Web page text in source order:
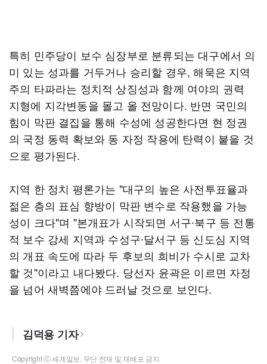
특히 민주당이 보수 심장부로 분류되는 대구에서 의
미 있는 성과를 거두거나 승리할 경우, 해묵은 지역
주의 타파라는 정치적 상징성과 함께 여야의 권력
지형에 지각변동을 몰고 올 전망이다. 반면 국민의
힘이 막판 결집을 통해 수성에 성공한다면 현 정권
의 국정 동력 확보와 동 자정 작용에 탄력이 붙을 것
으로 평가된다.
지역 한 정치 평론가는 "대구의 높은 사전투표율과
젊은 층의 표심 향방이 막판 변수로 작용했을 가능
성이 크다"며 "본개표가 시작되면 서구∙북구 등 전통
적 보수 강세 지역과 수성구∙달서구 등 신도심 지역
의 개표 속도에 따라 두 후보의 희비가 수시로 교차
할 것"이라고 내다봤다. 당선자 윤곽은 이르면 자정
을 넘어 새벽쯤에야 드러날 것으로 보인다.
김덕용 기자
Copyright ⓒ 세계일보. 무단 전재 및 재배포 금지